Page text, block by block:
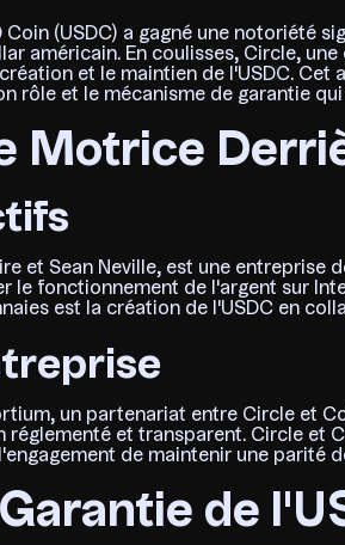
(USDC) a gagné une notoriété
américain. En coulisses, Circle,
et le maintien de l'USDC. Cet
rôle et le mécanisme de garantie
Motrice
et Sean Neville, est une entreprise
le fonctionnement de l'argent sur
est la création de l'USDC en
un partenariat entre Circle et
réglementé et transparent. Circle et
de maintenir une parité
de